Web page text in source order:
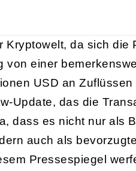
Kryptowelt, da sich die
von einer
USD an
Update, das die
dass es nicht nur als
auch als bevorzugte
Pressespiegel